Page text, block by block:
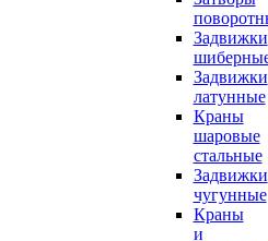
Задвижки
Задвижки
латунные
Краны
шаровые
стальные
Задвижки
чугунные
Краны
и